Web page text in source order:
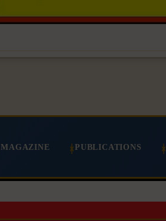
MAGAZINE PUBLICATIONS